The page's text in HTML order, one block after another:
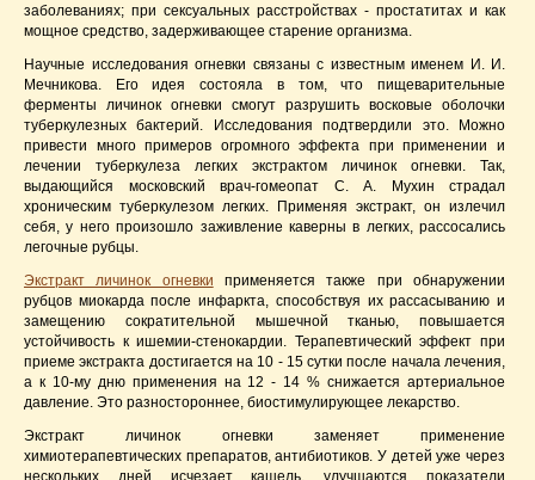
заболеваниях; при сексуальных расстройствах - простатитах и как
мощное средство, задерживающее старение организма.
Научные исследования огневки связаны с известным именем И. И.
Мечникова. Его идея состояла в том, что пищеварительные
ферменты личинок огневки смогут разрушить восковые оболочки
туберкулезных бактерий. Исследования подтвердили это. Можно
привести много примеров огромного эффекта при применении и
лечении туберкулеза легких экстрактом личинок огневки. Так,
выдающийся московский врач-гомеопат С. А. Мухин страдал
хроническим туберкулезом легких. Применяя экстракт, он излечил
себя, у него произошло заживление каверны в легких, рассосались
легочные рубцы.
Экстракт личинок огневки применяется также при обнаружении
рубцов миокарда после инфаркта, способствуя их рассасыванию и
замещению сократительной мышечной тканью, повышается
устойчивость к ишемии-стенокардии. Терапевтический эффект при
приеме экстракта достигается на 10 - 15 сутки после начала лечения,
а к 10-му дню применения на 12 - 14 % снижается артериальное
давление. Это разностороннее, биостимулирующее лекарство.
Экстракт личинок огневки заменяет применение
химиотерапевтических препаратов, антибиотиков. У детей уже через
нескольких дней исчезает кашель, улучшаются показатели